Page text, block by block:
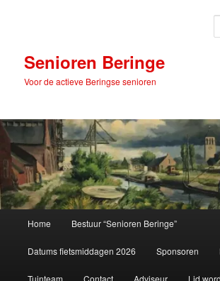
inhoudSenioren Beringe
Voor de actieve Beringse senioren
Home Bestuur “Senioren Beringe”
Datums fietsmiddagen 2026 Sponsoren
Tuinteam Contact Adviseur Lid